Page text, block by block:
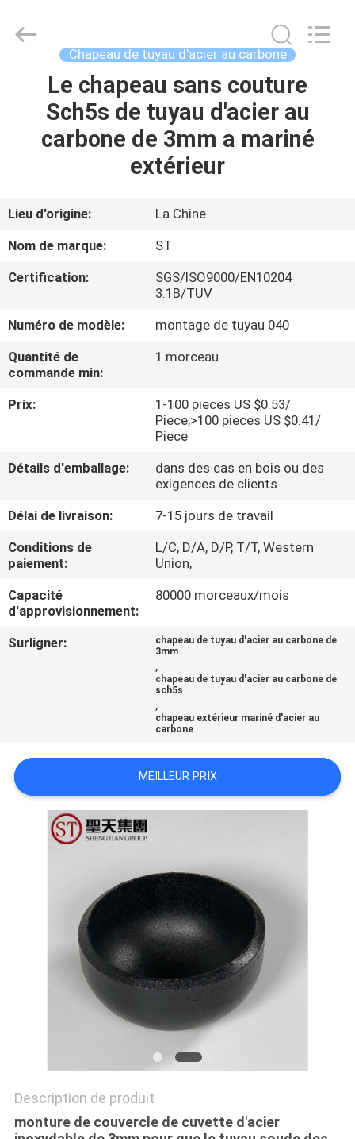
APERÇU
PRODUITS
VR
A
DE
NOUS
D'USINE
CONTRÔLE
DE
LA
QUALITÉ
CONTACT
TOUS
LES
POLITIQUE
CONFIDENTIALITÉ
Group
Chapeau de tuyau d'acier au carbone
Le chapeau sans couture
Sch5s de tuyau d'acier au
carbone de 3mm a mariné
extérieur
Lieu d'origine:
La Chine
Nom de marque:
ST
Certification:
SGS/ISO9000/EN10204
3.1B/TUV
Numéro de modèle:
montage de tuyau 040
Quantité de
commande min:
1 morceau
Prix:
1-100 pieces US $0.53/
Piece;>100 pieces US $0.41/
Piece
Détails d'emballage:
dans des cas en bois ou des
exigences de clients
Délai de livraison:
7-15 jours de travail
Conditions de
paiement:
L/C, D/A, D/P, T/T, Western
Union,
Capacité
d'approvisionnement:
80000 morceaux/mois
Surligner:
chapeau de tuyau d'acier au carbone de
3mm
,
chapeau de tuyau d'acier au carbone de
sch5s
,
chapeau extérieur mariné d'acier au
carbone
MEILLEUR PRIX
Description de produit
monture de couvercle de cuvette d'acier